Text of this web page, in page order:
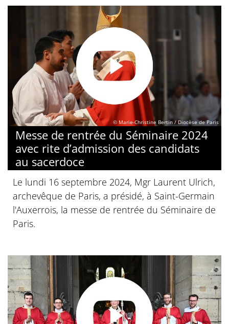
© Marie-Christine Bertin / Diocèse de Paris
Messe de rentrée du Séminaire 2024
avec rite d’admission des candidats
au sacerdoce
Le lundi 16 septembre 2024, Mgr Laurent Ulrich,
archevêque de Paris, a présidé, à Saint-Germain
l'Auxerrois, la messe de rentrée du Séminaire de
Paris.